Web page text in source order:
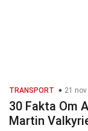
TRANSPORT 21
30 Fakta Om
Martin